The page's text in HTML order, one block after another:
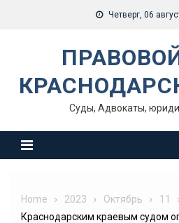
Четверг, 06
Суды, Адвокаты,
Home 2023 Октябрь
11
Краснодарским краевым судом